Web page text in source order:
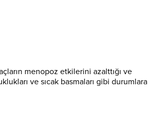
menopoz etkilerini azalttığı ve
ve sıcak basmaları gibi durumlara